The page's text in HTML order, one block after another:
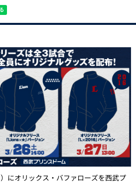
）にオリックス・バファローズを西武プ